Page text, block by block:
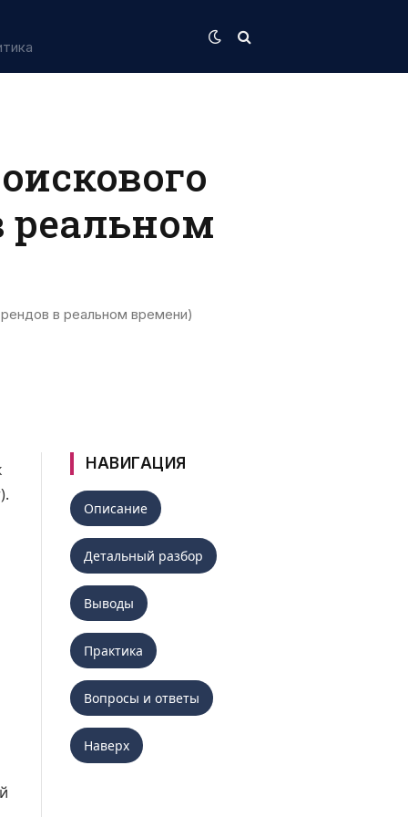
реальном
в реальном времени)
НАВИГАЦИЯ
Описание
Детальный разбор
Выводы
Практика
Вопросы и ответы
Наверх